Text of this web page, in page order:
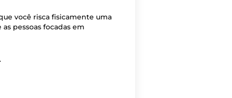
você risca fisicamente uma
pessoas focadas em